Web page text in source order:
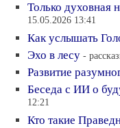
Только духовная
15.05.2026 13:41
Как услышать
Эхо в лесу -
Развитие
Беседа с ИИ о
12:21
Кто такие